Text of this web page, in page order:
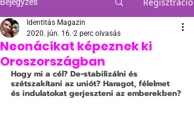
Neonácikat képeznek ki
Oroszországban
Identitás Magazin
2020. jún. 16. 2 perc olvasás
Hogy mi a cél? De-stabilizálni és
szétszakítani az uniót? Haragot, félelmet
és indulatokat gerjeszteni az emberekben?